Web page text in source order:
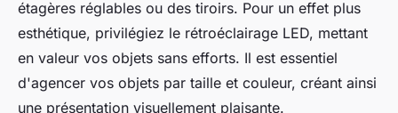
étagères réglables ou des tiroirs. Pour un effet plus
esthétique, privilégiez le rétroéclairage LED, mettant
en valeur vos objets sans efforts. Il est essentiel
d'agencer vos objets par taille et couleur, créant ainsi
une présentation visuellement plaisante.